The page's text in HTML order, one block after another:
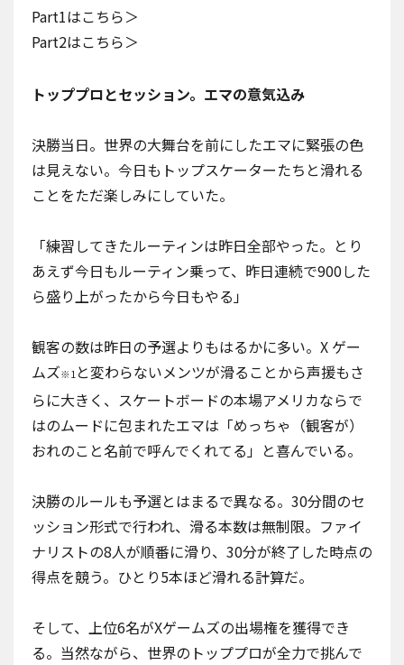
Part1はこちら＞
Part2はこちら＞
トッププロとセッション。エマの意気込み
決勝当日。世界の大舞台を前にしたエマに緊張の色
は見えない。今日もトップスケーターたちと滑れる
ことをただ楽しみにしていた。
「練習してきたルーティンは昨日全部やった。とり
あえず今日もルーティン乗って、昨日連続で900した
ら盛り上がったから今日もやる」
観客の数は昨日の予選よりもはるかに多い。X ゲー
ムズ※1 と変わらないメンツが滑ることから声援もさ
らに大きく、スケートボードの本場アメリカならで
はのムードに包まれたエマは「めっちゃ（観客が）
おれのこと名前で呼んでくれてる」と喜んでいる。
決勝のルールも予選とはまるで異なる。30分間のセ
ッション形式で行われ、滑る本数は無制限。ファイ
ナリストの8人が順番に滑り、30分が終了した時点の
得点を競う。ひとり5本ほど滑れる計算だ。
そして、上位6名がXゲームズの出場権を獲得でき
る。当然ながら、世界のトッププロが全力で挑んで